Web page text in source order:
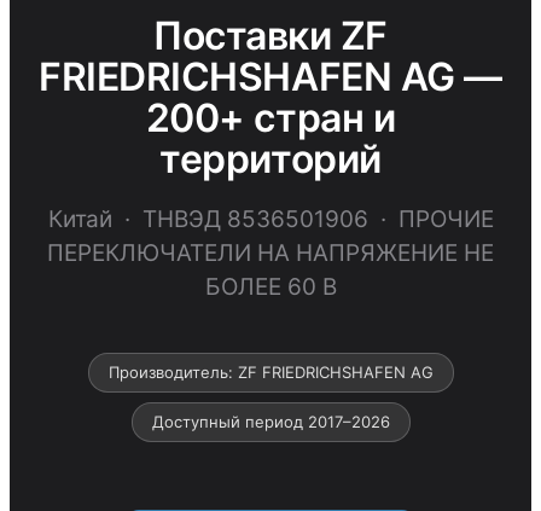
Поставки ZF
FRIEDRICHSHAFEN AG —
200+ стран и
территорий
Китай · ТНВЭД 8536501906 · ПРОЧИЕ
ПЕРЕКЛЮЧАТЕЛИ НА НАПРЯЖЕНИЕ НЕ
БОЛЕЕ 60 В
Производитель: ZF FRIEDRICHSHAFEN AG
Доступный период 2017–2026